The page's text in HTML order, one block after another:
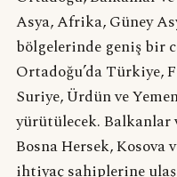
Asya, Afrika, Güney
bölgelerinde geniş bir
Ortadoğu’da Türkiye,
Suriye, Ürdün ve
yürütülecek. Balkanlar
Bosna Hersek,
ihtiyaç sahiplerine